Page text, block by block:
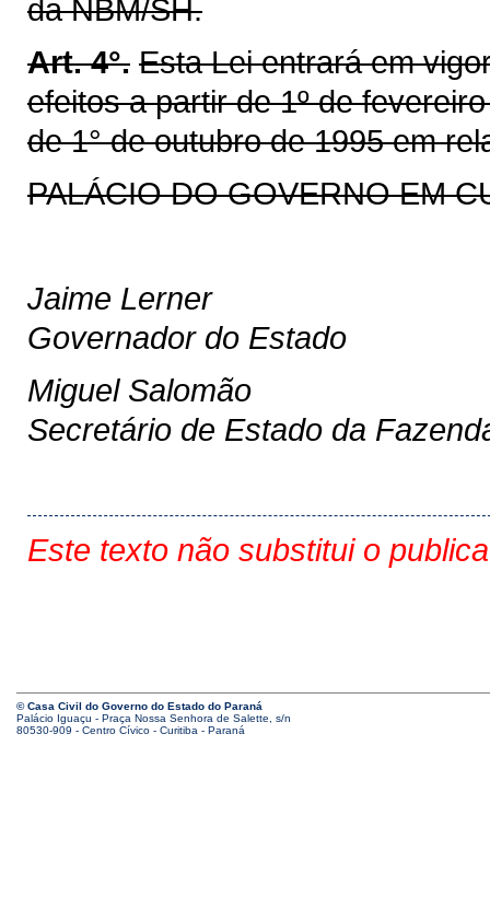
da NBM/SH.
Art. 4°. Esta Lei entrará em
efeitos a partir de 1º de
de 1° de outubro de 1995 em
PALÁCIO DO GOVERNO EM
Jaime Lerner
Governador do Estado
Miguel Salomão
Secretário de Estado da
Este texto não substitui o
© Casa Civil do Governo do Estado do Paraná
Palácio Iguaçu - Praça Nossa Senhora de Salette, s/n
80530-909 - Centro Cívico - Curitiba - Paraná